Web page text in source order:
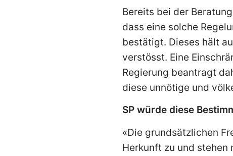
Bereits bei der
dass eine solche
bestätigt. Dieses hält
verstösst. Eine
Regierung beantragt
diese unnötige und
SP würde diese
«Die grundsätzlichen
Herkunft zu und stehen